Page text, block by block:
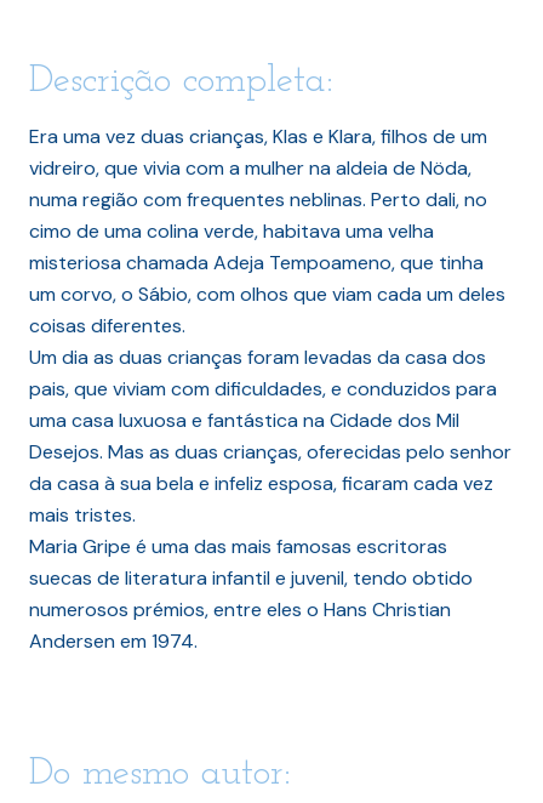
Descrição completa:
Era uma vez duas crianças, Klas e Klara, filhos de um
vidreiro, que vivia com a mulher na aldeia de Nöda,
numa região com frequentes neblinas. Perto dali, no
cimo de uma colina verde, habitava uma velha
misteriosa chamada Adeja Tempoameno, que tinha
um corvo, o Sábio, com olhos que viam cada um deles
coisas diferentes.
Um dia as duas crianças foram levadas da casa dos
pais, que viviam com dificuldades, e conduzidos para
uma casa luxuosa e fantástica na Cidade dos Mil
Desejos. Mas as duas crianças, oferecidas pelo senhor
da casa à sua bela e infeliz esposa, ficaram cada vez
mais tristes.
Maria Gripe é uma das mais famosas escritoras
suecas de literatura infantil e juvenil, tendo obtido
numerosos prémios, entre eles o Hans Christian
Andersen em 1974.
Do mesmo autor: